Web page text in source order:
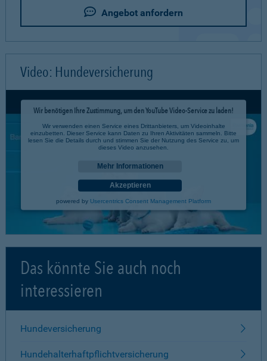
Angebot anfordern
Video: Hundeversicherung
Wir benötigen Ihre Zustimmung, um den YouTube Video-Service zu laden!
Wir verwenden einen Service eines Drittanbieters, um Videoinhalte
einzubetten. Dieser Service kann Daten zu Ihren Aktivitäten sammeln. Bitte
lesen Sie die Details durch und stimmen Sie der Nutzung des Service zu, um
dieses Video anzusehen.
Mehr Informationen
Akzeptieren
powered by Usercentrics Consent Management Platform
Das könnte Sie auch noch
interessieren
Hundeversicherung
Hundehalterhaftpflichtversicherung